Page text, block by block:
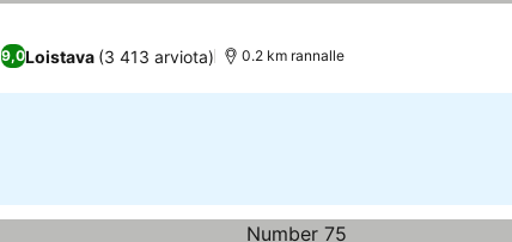
9,0Loistava (3 413 arviota) 0.2 km rannalle